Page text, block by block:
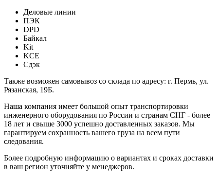
Деловые линии
ПЭК
DPD
Байкал
Kit
KCE
Сдэк
Также возможен самовывоз со склада по адресу: г. Пермь, ул.
Рязанская, 19Б.
Наша компания имеет большой опыт транспортировки
инженерного оборудования по России и странам СНГ - более
18 лет и свыше 3000 успешно доставленных заказов. Мы
гарантируем сохранность вашего груза на всем пути
следования.
Более подробную информацию о вариантах и сроках доставки
в ваш регион уточняйте у менеджеров.